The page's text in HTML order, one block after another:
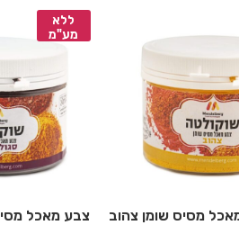
ללא
מע"מ
צבע מאכל
מסיס שומן צהוב